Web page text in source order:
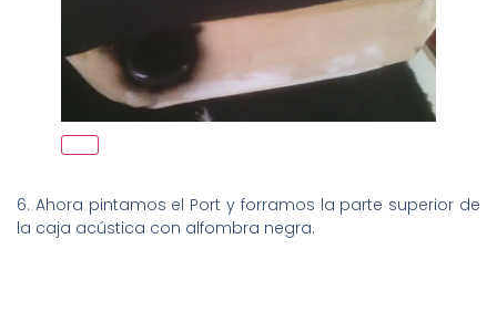
6. Ahora pintamos el Port y forramos la parte superior de
la caja acústica con alfombra negra.